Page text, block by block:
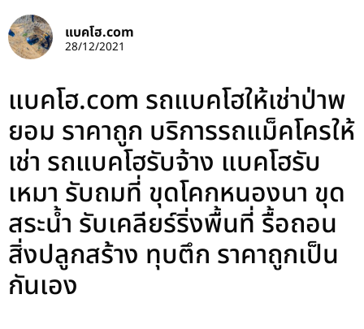
แบคโฮ.com
28/12/2021
แบคโฮ.com รถแบคโฮให้เช่าป่าพ
ยอม ราคาถูก บริการรถแม็คโครให้
เช่า รถแบคโฮรับจ้าง แบคโฮรับ
เหมา รับถมที่ ขุดโคกหนองนา ขุด
สระน้ำ รับเคลียร์ริ่งพื้นที่ รื้อถอน
สิ่งปลูกสร้าง ทุบตึก ราคาถูกเป็น
กันเอง